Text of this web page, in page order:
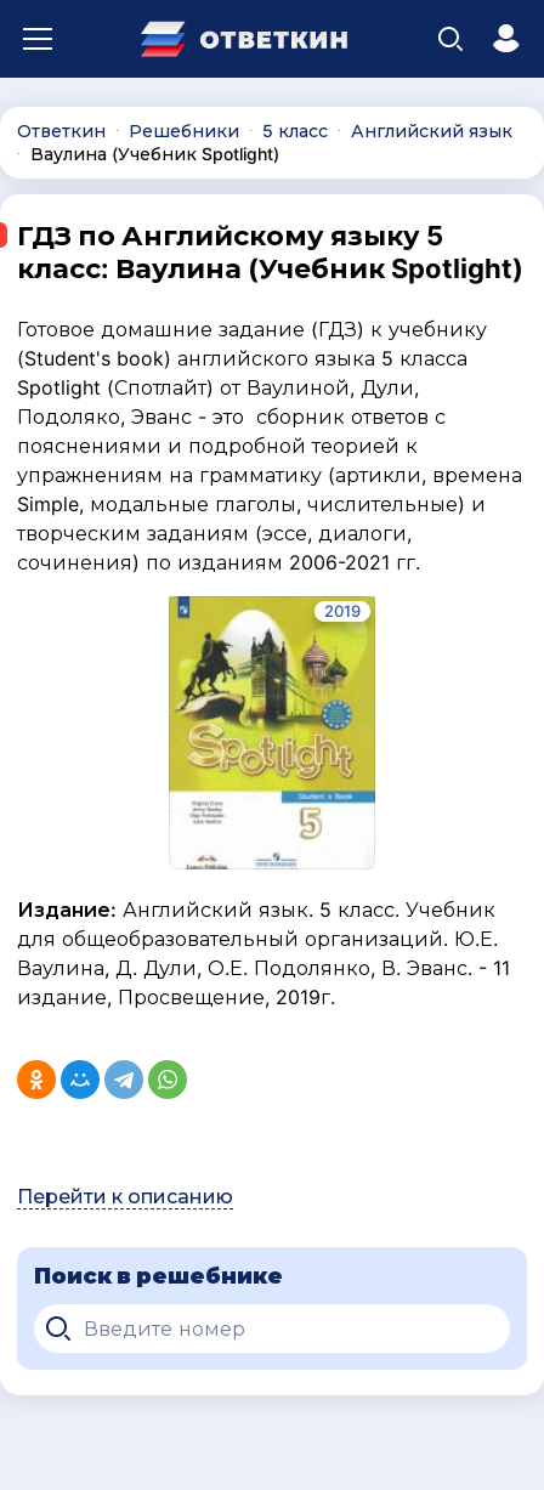
Ответкин ∙ Решебники ∙ 5 класс ∙ Английский язык
∙ Ваулина (Учебник Spotlight)
ГДЗ по Английскому языку 5
класс: Ваулина (Учебник Spotlight)
Готовое домашние задание (ГДЗ) к учебнику
(Student's book) английского языка 5 класса
Spotlight (Спотлайт) от Ваулиной, Дули,
Подоляко, Эванс - это сборник ответов с
пояснениями и подробной теорией к
упражнениям на грамматику (артикли, времена
Simple, модальные глаголы, числительные) и
творческим заданиям (эссе, диалоги,
сочинения) по изданиям 2006-2021 гг.
2019
Издание: Английский язык. 5 класс. Учебник
для общеобразовательный организаций. Ю.Е.
Ваулина, Д. Дули, О.Е. Подолянко, В. Эванс. - 11
издание, Просвещение, 2019г.
Перейти к описанию
Поиск в решебнике